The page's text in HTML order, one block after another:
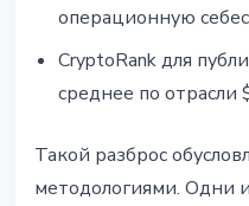
операционную
CryptoRank для
среднее по отрасли
Такой разброс
методологиями. Одни